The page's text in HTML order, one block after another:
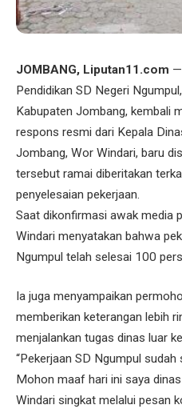
JOMBANG, Liputan11.com
Pendidikan SD Negeri
Kabupaten Jombang, kembali
respons resmi dari Kepala
Jombang, Wor Windari, baru
tersebut ramai diberitakan
penyelesaian pekerjaan.
Saat dikonfirmasi awak media
Windari menyatakan bahwa
Ngumpul telah selesai 100
Ia juga menyampaikan
memberikan keterangan lebih
menjalankan tugas dinas luar
“Pekerjaan SD Ngumpul
Mohon maaf hari ini saya
Windari singkat melalui pesan